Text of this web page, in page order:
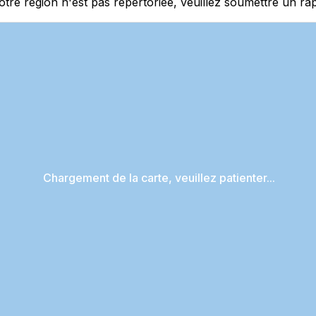
Chargement de la carte, veuillez patienter...